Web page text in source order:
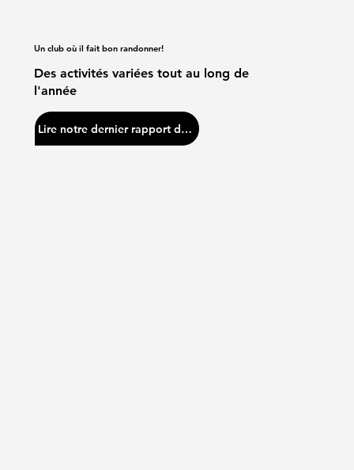
Un club où il fait bon randonner!
Des activités variées tout au long de
l'année
Lire notre dernier rapport d'activités